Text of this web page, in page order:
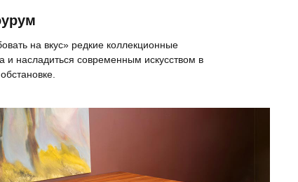
на вкус» редкие коллекционные
и насладиться современным искусством в